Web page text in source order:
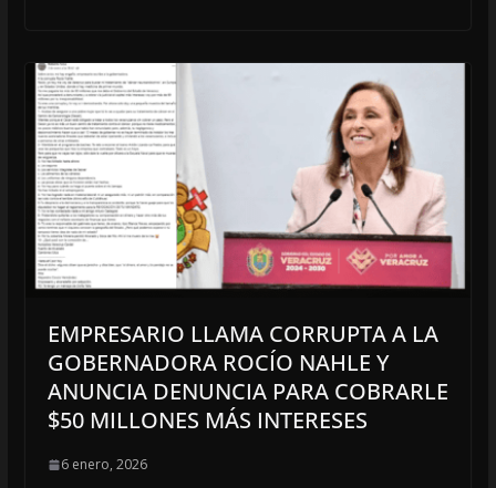
EMPRESARIO LLAMA CORRUPTA A LA
GOBERNADORA ROCÍO NAHLE Y
ANUNCIA DENUNCIA PARA COBRARLE
$50 MILLONES MÁS INTERESES
6 enero, 2026